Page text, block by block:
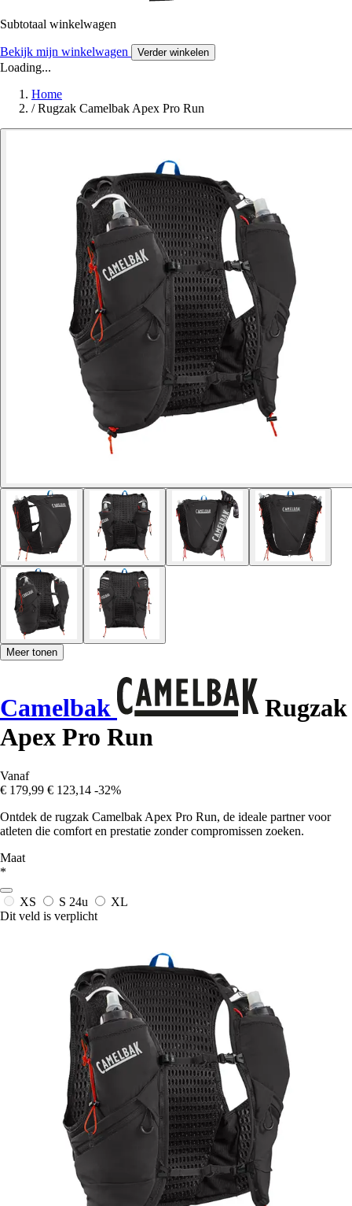
Subtotaal winkelwagen
Bekijk mijn winkelwagen Verder winkelen
Loading...
Home
/ Rugzak Camelbak Apex Pro Run
Meer tonen
Camelbak
Rugzak
Apex Pro Run
Vanaf
€ 179,99 € 123,14 -32%
Ontdek de rugzak Camelbak Apex Pro Run, de ideale partner voor
atleten die comfort en prestatie zonder compromissen zoeken.
Maat
*
XS S 24u
XL
Dit veld is verplicht